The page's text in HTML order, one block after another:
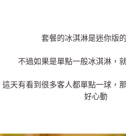
套餐的冰淇淋是迷你版
不過如果是單點一般冰淇淋，
這天有看到很多客人都單點一球，
好心動